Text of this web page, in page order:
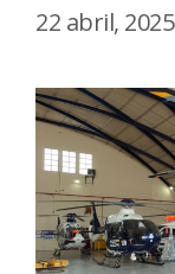
22 abril, 2025